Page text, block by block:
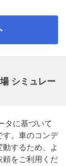
シミュレー
タに基づいて
す。車のコンデ
するため、よ
頼をご利用くだ